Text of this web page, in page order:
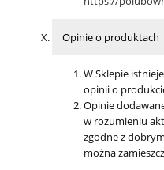
Opinie o produktach
W Sklepie
opinii o
Opinie
w rozumieniu
zgodne z
można